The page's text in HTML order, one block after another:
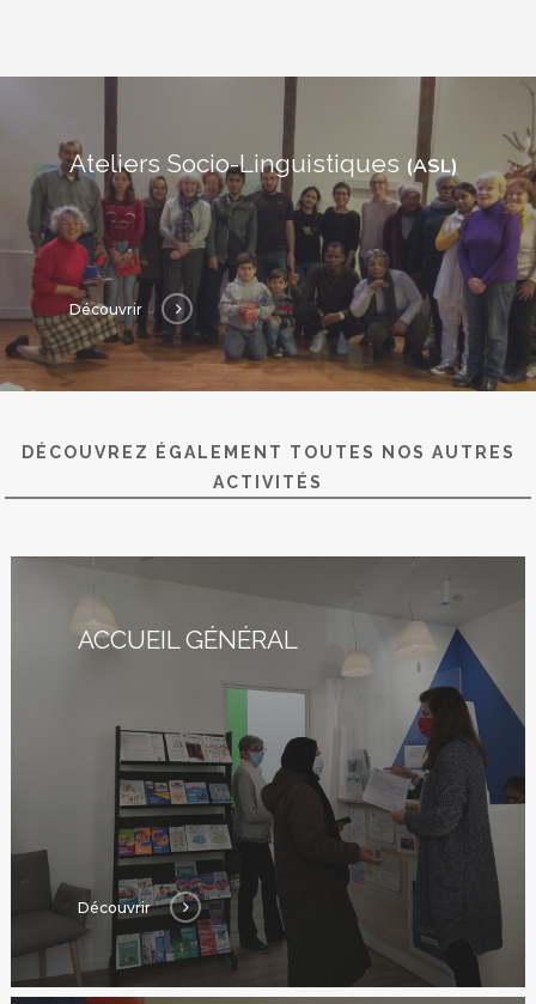
Ateliers Socio-Linguistiques (ASL)
Découvrir
DÉCOUVREZ ÉGALEMENT TOUTES NOS AUTRES
ACTIVITÉS
ACCUEIL GÉNÉRAL
Découvrir